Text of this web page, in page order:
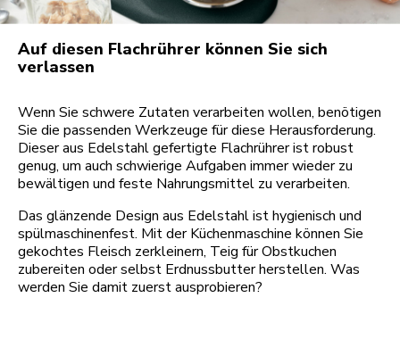
Auf diesen Flachrührer können Sie sich
verlassen
Wenn Sie schwere Zutaten verarbeiten wollen, benötigen
Sie die passenden Werkzeuge für diese Herausforderung.
Dieser aus Edelstahl gefertigte Flachrührer ist robust
genug, um auch schwierige Aufgaben immer wieder zu
bewältigen und feste Nahrungsmittel zu verarbeiten.
Das glänzende Design aus Edelstahl ist hygienisch und
spülmaschinenfest. Mit der Küchenmaschine können Sie
gekochtes Fleisch zerkleinern, Teig für Obstkuchen
zubereiten oder selbst Erdnussbutter herstellen. Was
werden Sie damit zuerst ausprobieren?